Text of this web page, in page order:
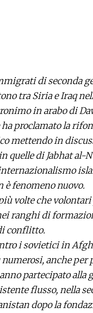
di seconda
tra Siria e Iraq
in arabo di
proclamato la
mettendo in
di Jabhat al-
fenomeno nuovo.
volte che
ranghi di
conflitto.
i sovietici in
anche per
partecipato alla
flusso, nella
dopo la